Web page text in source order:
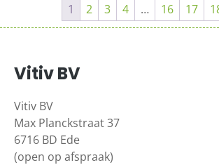
1 2 3 4 … 16 17
Vitiv BV
Vitiv BV
Max Planckstraat 37
6716 BD Ede
(open op afspraak)